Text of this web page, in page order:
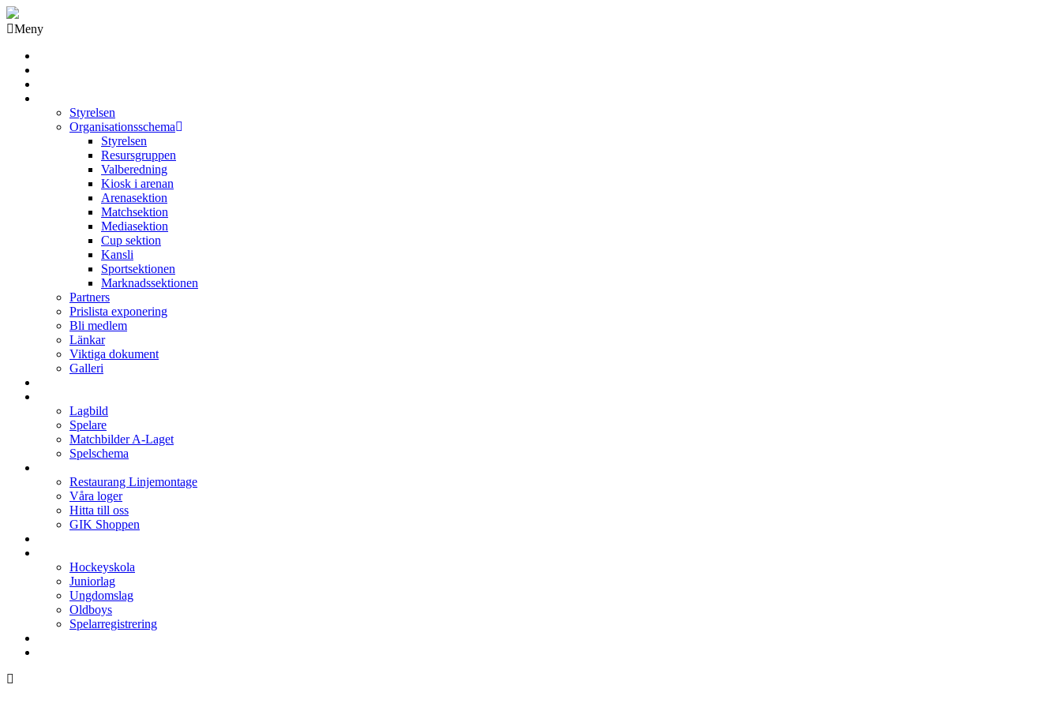
Meny
Styrelsen
Organisationsschema
Styrelsen
Resursgruppen
Valberedning
Kiosk i arenan
Arenasektion
Matchsektion
Mediasektion
Cup sektion
Kansli
Sportsektionen
Marknadssektionen
Partners
Prislista exponering
Bli medlem
Länkar
Viktiga dokument
Galleri
Lagbild
Spelare
Matchbilder A-Laget
Spelschema
Restaurang Linjemontage
Våra loger
Hitta till oss
GIK Shoppen
Hockeyskola
Juniorlag
Ungdomslag
Oldboys
Spelarregistrering